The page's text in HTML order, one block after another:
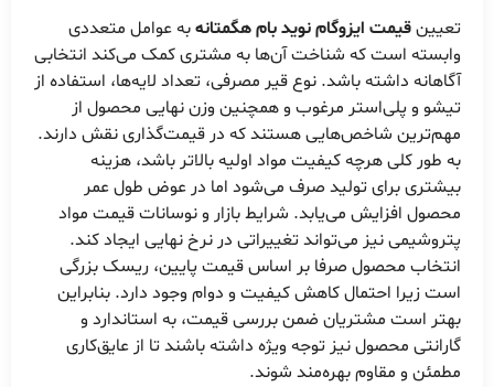
تعیینقیمت ایزوگام نوید بام هگمتانهبه عوامل متعددی
وابسته است که شناخت آن‌ها به مشتری کمک می‌کند انتخابی
آگاهانه داشته باشد. نوع قیر مصرفی، تعداد لایه‌ها، استفاده از
تیشو و پلی‌استر مرغوب و همچنین وزن نهایی محصول از
مهم‌ترین شاخص‌هایی هستند که در قیمت‌گذاری نقش دارند.
به طور کلی هرچه کیفیت مواد اولیه بالاتر باشد، هزینه
بیشتری برای تولید صرف می‌شود اما در عوض طول عمر
محصول افزایش می‌یابد. شرایط بازار و نوسانات قیمت مواد
پتروشیمی نیز می‌تواند تغییراتی در نرخ نهایی ایجاد کند.
انتخاب محصول صرفا بر اساس قیمت پایین، ریسک بزرگی
است زیرا احتمال کاهش کیفیت و دوام وجود دارد. بنابراین
بهتر است مشتریان ضمن بررسی قیمت، به استاندارد و
گارانتی محصول نیز توجه ویژه داشته باشند تا از عایق‌کاری
مطمئن و مقاوم بهره‌مند شوند.